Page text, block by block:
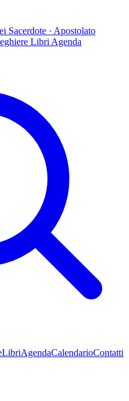
Sacerdote · Apostolato
Libri Agenda
LibriAgendaCalendarioContatti